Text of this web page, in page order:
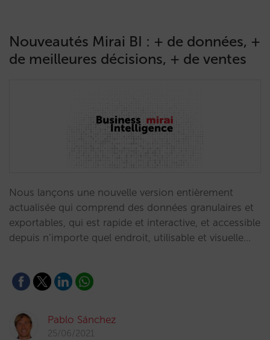
Nouveautés Mirai BI : + de données, +
de meilleures décisions, + de ventes
Nous lançons une nouvelle version entièrement
actualisée qui comprend des données granulaires et
exportables, qui est rapide et interactive, et accessible
depuis n’importe quel endroit, utilisable et visuelle…
Pablo Sánchez
25/06/2021